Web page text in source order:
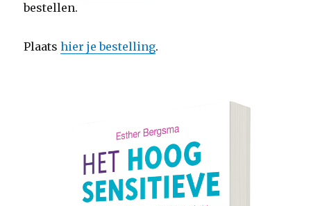
bestellen.
Plaatshier je bestelling.